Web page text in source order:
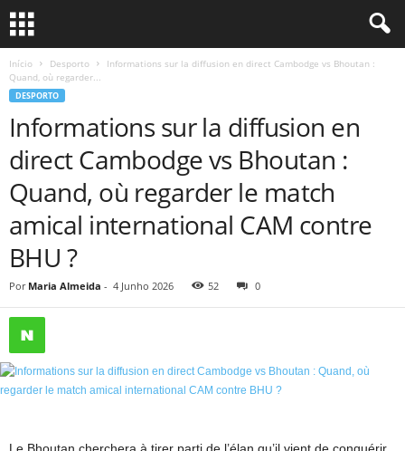
Início Desporto
Informations sur la diffusion en direct Cambodge vs Bhoutan :
Quand, où regarder...
DESPORTO
Informations sur la diffusion en
direct Cambodge vs Bhoutan :
Quand, où regarder le match
amical international CAM contre
BHU ?
Por Maria Almeida - 4 Junho 2026 52 0